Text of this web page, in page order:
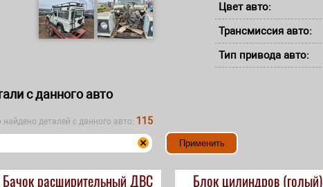
Цвет авто:
Трансмиссия авто:
Тип привода авто:
с данного авто
найдено деталей с данного авто: 115
Бачок расширительный ДВС Блок цилиндров (голый)